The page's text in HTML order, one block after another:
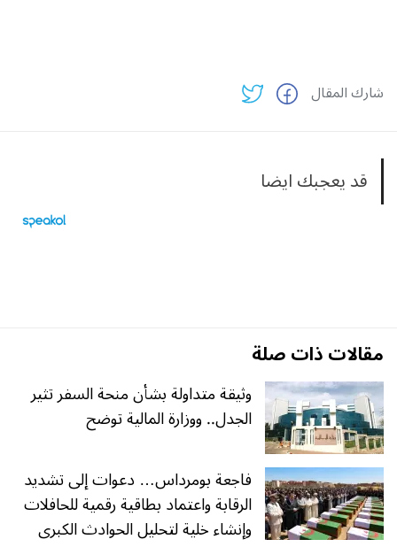
شارك المقال
قد يعجبك ايضا
مقالات ذات صلة
وثيقة متداولة بشأن منحة السفر تثير
الجدل.. ووزارة المالية توضح
فاجعة بومرداس… دعوات إلى تشديد
الرقابة واعتماد بطاقية رقمية للحافلات
وإنشاء خلية لتحليل الحوادث الكبرى